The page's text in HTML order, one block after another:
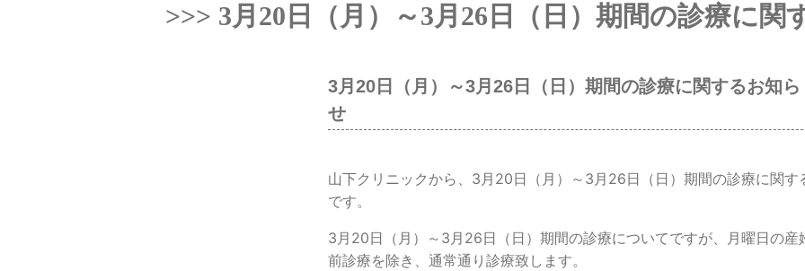
>>> 3月20日（月）～3月26日（日）期間の診療に関
3月20日（月）～3月26日（日）期間の診療に関するお知ら
せ
山下クリニックから、3月20日（月）～3月26日（日）期間の診療に関す
です。
3月20日（月）～3月26日（日）期間の診療についてですが、月曜日の産
前診療を除き、通常通り診療致します。